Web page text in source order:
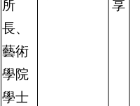
所
長、
藝術
學院
學士
享